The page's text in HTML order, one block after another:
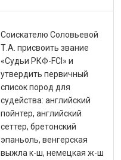
Соискателю Соловьевой
Т.А. присвоить звание
«Судьи РКФ-FCI» и
утвердить первичный
список пород для
судейства: английский
пойнтер, английский
сеттер, бретонский
эпаньоль, венгерская
выжла к-ш, немецкая ж-ш